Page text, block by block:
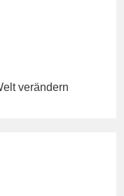
verändern